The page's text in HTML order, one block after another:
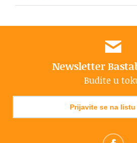
Newsletter
Budite u
Prijavite se na listu